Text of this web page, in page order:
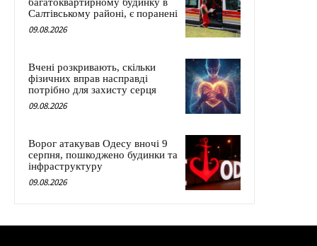
багатоквартирному будинку в
Салтівському районі, є поранені
09.08.2026
Вчені розкривають, скільки
фізичних вправ насправді
потрібно для захисту серця
09.08.2026
Ворог атакував Одесу вночі 9
серпня, пошкоджено будинки та
інфраструктуру
09.08.2026